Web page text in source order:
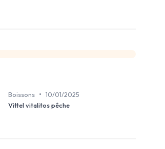
Boissons • 10/01/2025
Vittel vitalitos pêche